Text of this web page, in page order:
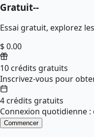
Gratuit--
Essai gratuit, explorez
$ 0.00
10 crédits gratuits
Inscrivez-vous pour
4 crédits gratuits
Connexion quotidienne
Commencer